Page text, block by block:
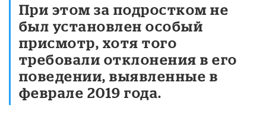
При этом за подростком не
был установлен особый
присмотр, хотя того
требовали отклонения в его
поведении, выявленные в
феврале 2019 года.